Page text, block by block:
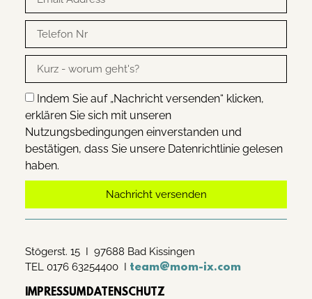
Indem Sie auf „Nachricht versenden“ klicken,
erklären Sie sich mit unseren
Nutzungsbedingungen einverstanden und
bestätigen, dass Sie unsere Datenrichtlinie gelesen
haben.
Nachricht versenden
Alternative:
Stögerst. 15 I 97688 Bad Kissingen
TEL 0176 63254400 I team@mom-ix.com
IMPRESSUMDATENSCHUTZ